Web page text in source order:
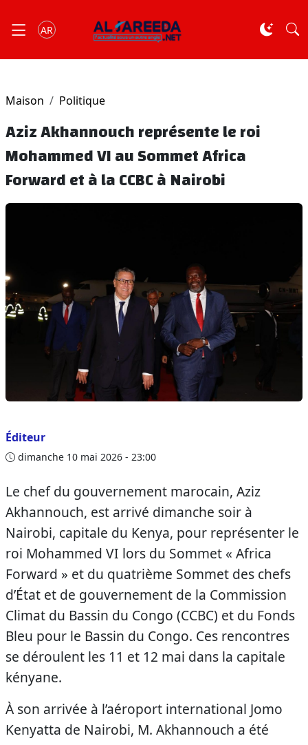
AR
Maison Politique
Aziz Akhannouch représente le roi
Mohammed VI au Sommet Africa
Forward et à la CCBC à Nairobi
Éditeur
dimanche 10 mai 2026 - 23:00
Le chef du gouvernement marocain, Aziz
Akhannouch, est arrivé dimanche soir à
Nairobi, capitale du Kenya, pour représenter le
roi Mohammed VI lors du Sommet « Africa
Forward » et du quatrième Sommet des chefs
d’État et de gouvernement de la Commission
Climat du Bassin du Congo (CCBC) et du Fonds
Bleu pour le Bassin du Congo. Ces rencontres
se déroulent les 11 et 12 mai dans la capitale
kényane.
À son arrivée à l’aéroport international Jomo
Kenyatta de Nairobi, M. Akhannouch a été